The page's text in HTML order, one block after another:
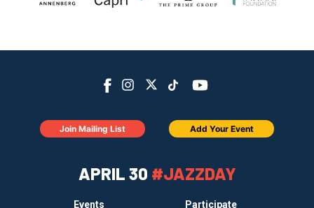
APRIL 30 #JAZZDAY
Events Participate
Join Mailing List Add Your Event